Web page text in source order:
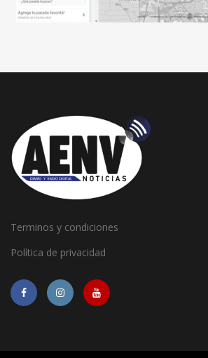
Terminos y condiciones
Política de privacidad